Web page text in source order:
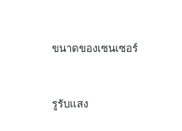
ขนาดของเซนเซอร์
รูรับแสง